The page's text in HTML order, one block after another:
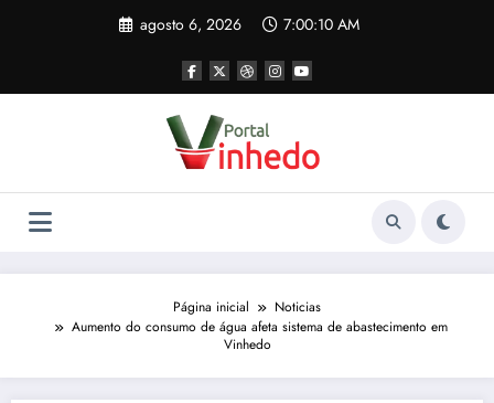
agosto 6, 2026 7:00:10 AM
Página inicial
Noticias
Aumento do consumo de água afeta sistema de abastecimento em
Vinhedo